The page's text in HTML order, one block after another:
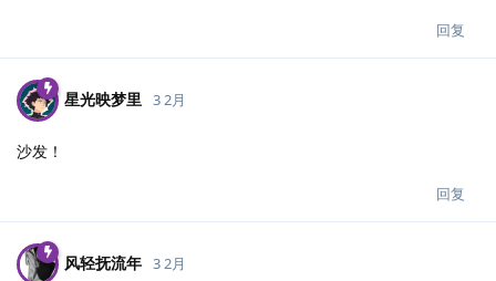
回复
星光映梦里 3 2月
沙发！
回复
风轻抚流年 3 2月